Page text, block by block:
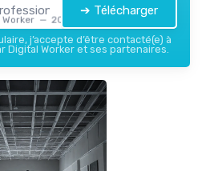
— 2026
➔ Télécharger
j’accepte d’être contacté(e) à
Digital Worker et ses partenaires.